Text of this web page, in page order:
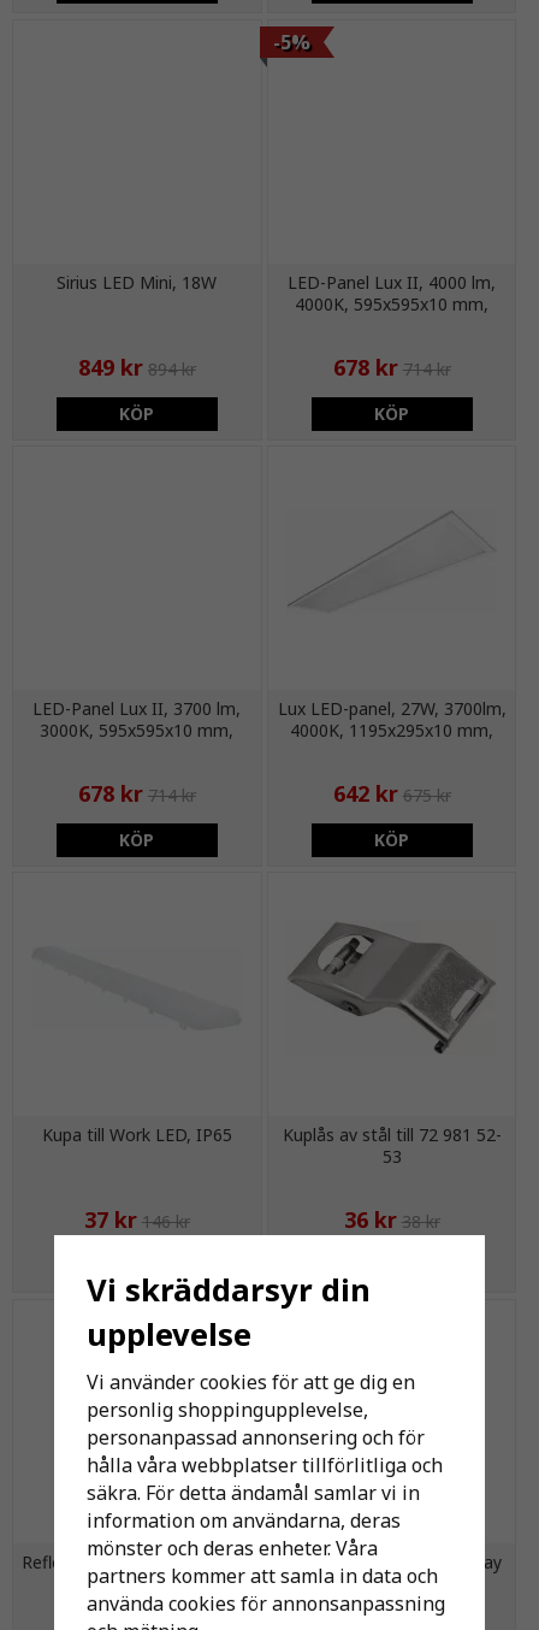
Sirius LED Mini, 18W
849 kr 894 kr
KÖP
LED-Panel Lux II, 4000 lm,
4000K, 595x595x10 mm,
-5%
678 kr 714 kr
KÖP
LED-Panel Lux II, 3700 lm,
3000K, 595x595x10 mm,
678 kr 714 kr
KÖP
Lux LED-panel, 27W, 3700lm,
4000K, 1195x295x10 mm,
642 kr 675 kr
KÖP
Kupa till Work LED, IP65
37 kr 146 kr
Kuplås av stål till 72 981 52-
53
36 kr 38 kr
Reflektor, 100/150W, Highbay
LED
Frostat glas, 230W, Highbay
LED
Vi skräddarsyr din
upplevelse
Vi använder cookies för att ge dig en
personlig shoppingupplevelse,
personanpassad annonsering och för
hålla våra webbplatser tillförlitliga och
säkra. För detta ändamål samlar vi in
information om användarna, deras
mönster och deras enheter. Våra
partners kommer att samla in data och
använda cookies för annonsanpassning